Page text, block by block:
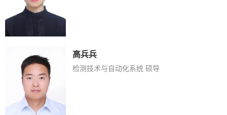
高兵兵
检测技术与自动化系统 硕导